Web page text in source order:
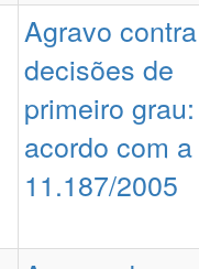
Agravo
decisões de
primeiro
acordo com
11.187/2005